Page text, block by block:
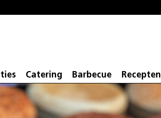
Catering Barbecue Recepten